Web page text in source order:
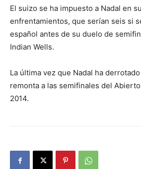
El suizo se ha impuesto a Nadal en
enfrentamientos, que serían seis si
español antes de su duelo de
Indian Wells.
La última vez que Nadal ha
remonta a las semifinales del
2014.